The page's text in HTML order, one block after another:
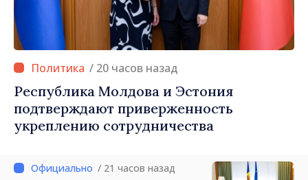
/ 20 часов назад
Республика Молдова и Эстония
подтверждают приверженность
укреплению сотрудничества
/ 21 часов назад